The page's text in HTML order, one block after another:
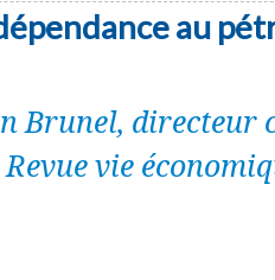
au
Brunel, directeur
vie